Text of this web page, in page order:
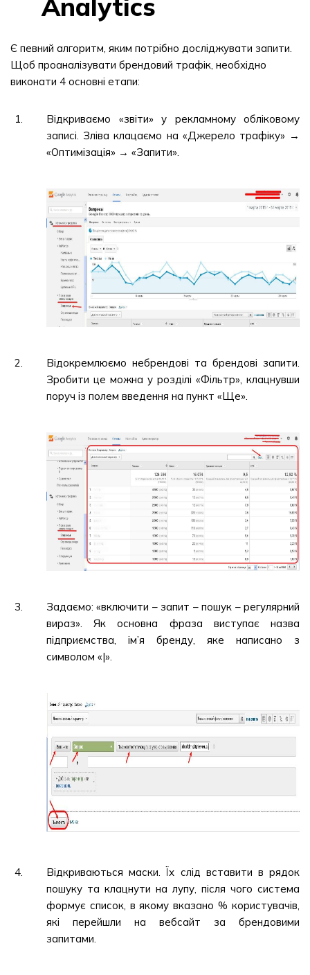
Analytics
Є певний алгоритм, яким потрібно досліджувати запити.
Щоб проаналізувати брендовий трафік, необхідно
виконати 4 основні етапи:
Відкриваємо «звіти» у рекламному обліковому
записі. Зліва клацаємо на «Джерело трафіку» →
«Оптимізація» → «Запити».
Відокремлюємо небрендові та брендові запити.
Зробити це можна у розділі «Фільтр», клацнувши
поруч із полем введення на пункт «Ще».
Задаємо: «включити – запит – пошук – регулярний
вираз». Як основна фраза виступає назва
підприємства, ім’я бренду, яке написано з
символом «|».
Відкриваються маски. Їх слід вставити в рядок
пошуку та клацнути на лупу, після чого система
формує список, в якому вказано % користувачів,
які перейшли на вебсайт за брендовими
запитами.